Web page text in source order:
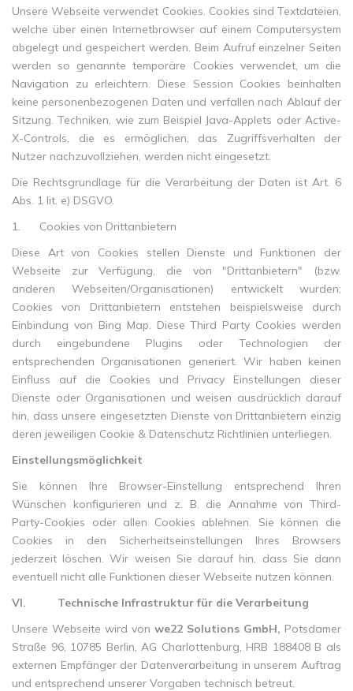
Unsere Webseite verwendet Cookies. Cookies sind Textdateien,
welche über einen Internetbrowser auf einem Computersystem
abgelegt und gespeichert werden. Beim Aufruf einzelner Seiten
werden so genannte temporäre Cookies verwendet, um die
Navigation zu erleichtern. Diese Session Cookies beinhalten
keine personenbezogenen Daten und verfallen nach Ablauf der
Sitzung. Techniken, wie zum Beispiel Java-Applets oder Active-
X-Controls, die es ermöglichen, das Zugriffsverhalten der
Nutzer nachzuvollziehen, werden nicht eingesetzt.
Die Rechtsgrundlage für die Verarbeitung der Daten ist Art. 6
Abs. 1 lit. e) DSGVO.
1. Cookies von Drittanbietern
Diese Art von Cookies stellen Dienste und Funktionen der
Webseite zur Verfügung, die von "Drittanbietern" (bzw.
anderen Webseiten/Organisationen) entwickelt wurden;
Cookies von Drittanbietern entstehen beispielsweise durch
Einbindung von Bing Map. Diese Third Party Cookies werden
durch eingebundene Plugins oder Technologien der
entsprechenden Organisationen generiert. Wir haben keinen
Einfluss auf die Cookies und Privacy Einstellungen dieser
Dienste oder Organisationen und weisen ausdrücklich darauf
hin, dass unsere eingesetzten Dienste von Drittanbietern einzig
deren jeweiligen Cookie & Datenschutz Richtlinien unterliegen.
Einstellungsmöglichkeit
Sie können Ihre Browser-Einstellung entsprechend Ihren
Wünschen konfigurieren und z. B. die Annahme von Third-
Party-Cookies oder allen Cookies ablehnen. Sie können die
Cookies in den Sicherheitseinstellungen Ihres Browsers
jederzeit löschen. Wir weisen Sie darauf hin, dass Sie dann
eventuell nicht alle Funktionen dieser Webseite nutzen können.
VI. Technische Infrastruktur für die Verarbeitung
Unsere Webseite wird von we22 Solutions GmbH, Potsdamer
Straße 96, 10785 Berlin, AG Charlottenburg, HRB 188408 B als
externen Empfänger der Datenverarbeitung in unserem Auftrag
und entsprechend unserer Vorgaben technisch betreut.